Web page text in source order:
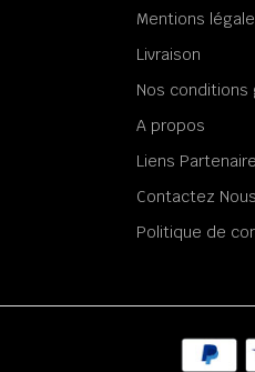
Mentions
Livraison
Nos
A propos
Liens
Contactez Nous
Politique de